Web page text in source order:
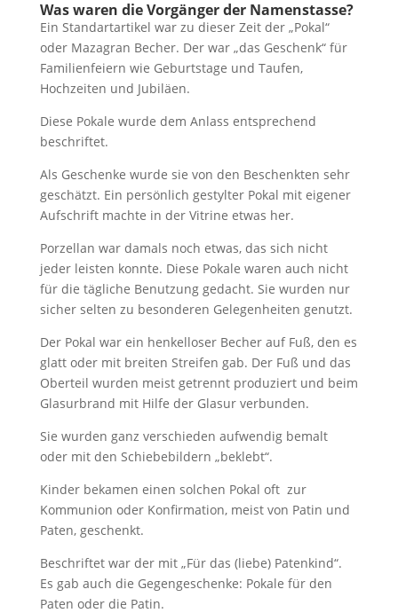
Was waren die Vorgänger der Namenstasse?
Ein Standartartikel war zu dieser Zeit der „Pokal“
oder Mazagran Becher. Der war „das Geschenk“ für
Familienfeiern wie Geburtstage und Taufen,
Hochzeiten und Jubiläen.
Diese Pokale wurde dem Anlass entsprechend
beschriftet.
Als Geschenke wurde sie von den Beschenkten sehr
geschätzt. Ein persönlich gestylter Pokal mit eigener
Aufschrift machte in der Vitrine etwas her.
Porzellan war damals noch etwas, das sich nicht
jeder leisten konnte. Diese Pokale waren auch nicht
für die tägliche Benutzung gedacht. Sie wurden nur
sicher selten zu besonderen Gelegenheiten genutzt.
Der Pokal war ein henkelloser Becher auf Fuß, den es
glatt oder mit breiten Streifen gab. Der Fuß und das
Oberteil wurden meist getrennt produziert und beim
Glasurbrand mit Hilfe der Glasur verbunden.
Sie wurden ganz verschieden aufwendig bemalt
oder mit den Schiebebildern „beklebt“.
Kinder bekamen einen solchen Pokal oft zur
Kommunion oder Konfirmation, meist von Patin und
Paten, geschenkt.
Beschriftet war der mit „Für das (liebe) Patenkind“.
Es gab auch die Gegengeschenke: Pokale für den
Paten oder die Patin.